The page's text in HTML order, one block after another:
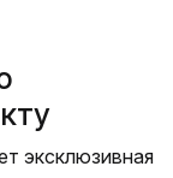
эксклюзивная